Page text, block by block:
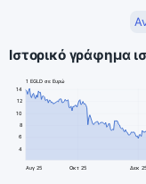
Ιστορικό γράφημα
4
6
8
10
12
14
Αυγ 25 Οκτ 25 Δεκ 25
1 EGLD σε Ευρώ